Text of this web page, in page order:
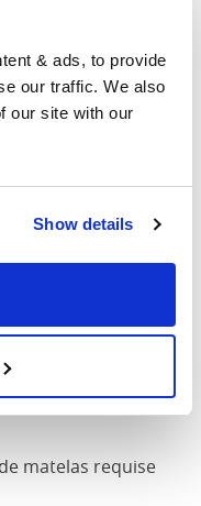
& ads, to provide
our traffic. We also
our site with our
Show details
du matelas
86" 52"
86" 52"
matelas requise